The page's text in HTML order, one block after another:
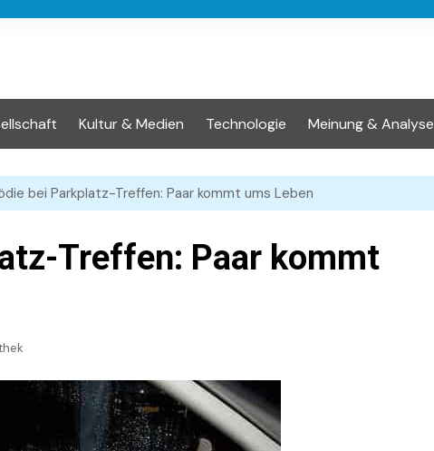
Kultur & Medien Technologie Meinung & Analyse
bei Parkplatz-Treffen: Paar kommt ums Leben
Treffen: Paar kommt